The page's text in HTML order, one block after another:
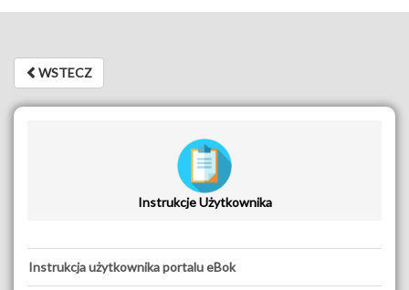
WSTECZWSTECZ
Instrukcje Użytkownika
Instrukcja użytkownika portalu eBok